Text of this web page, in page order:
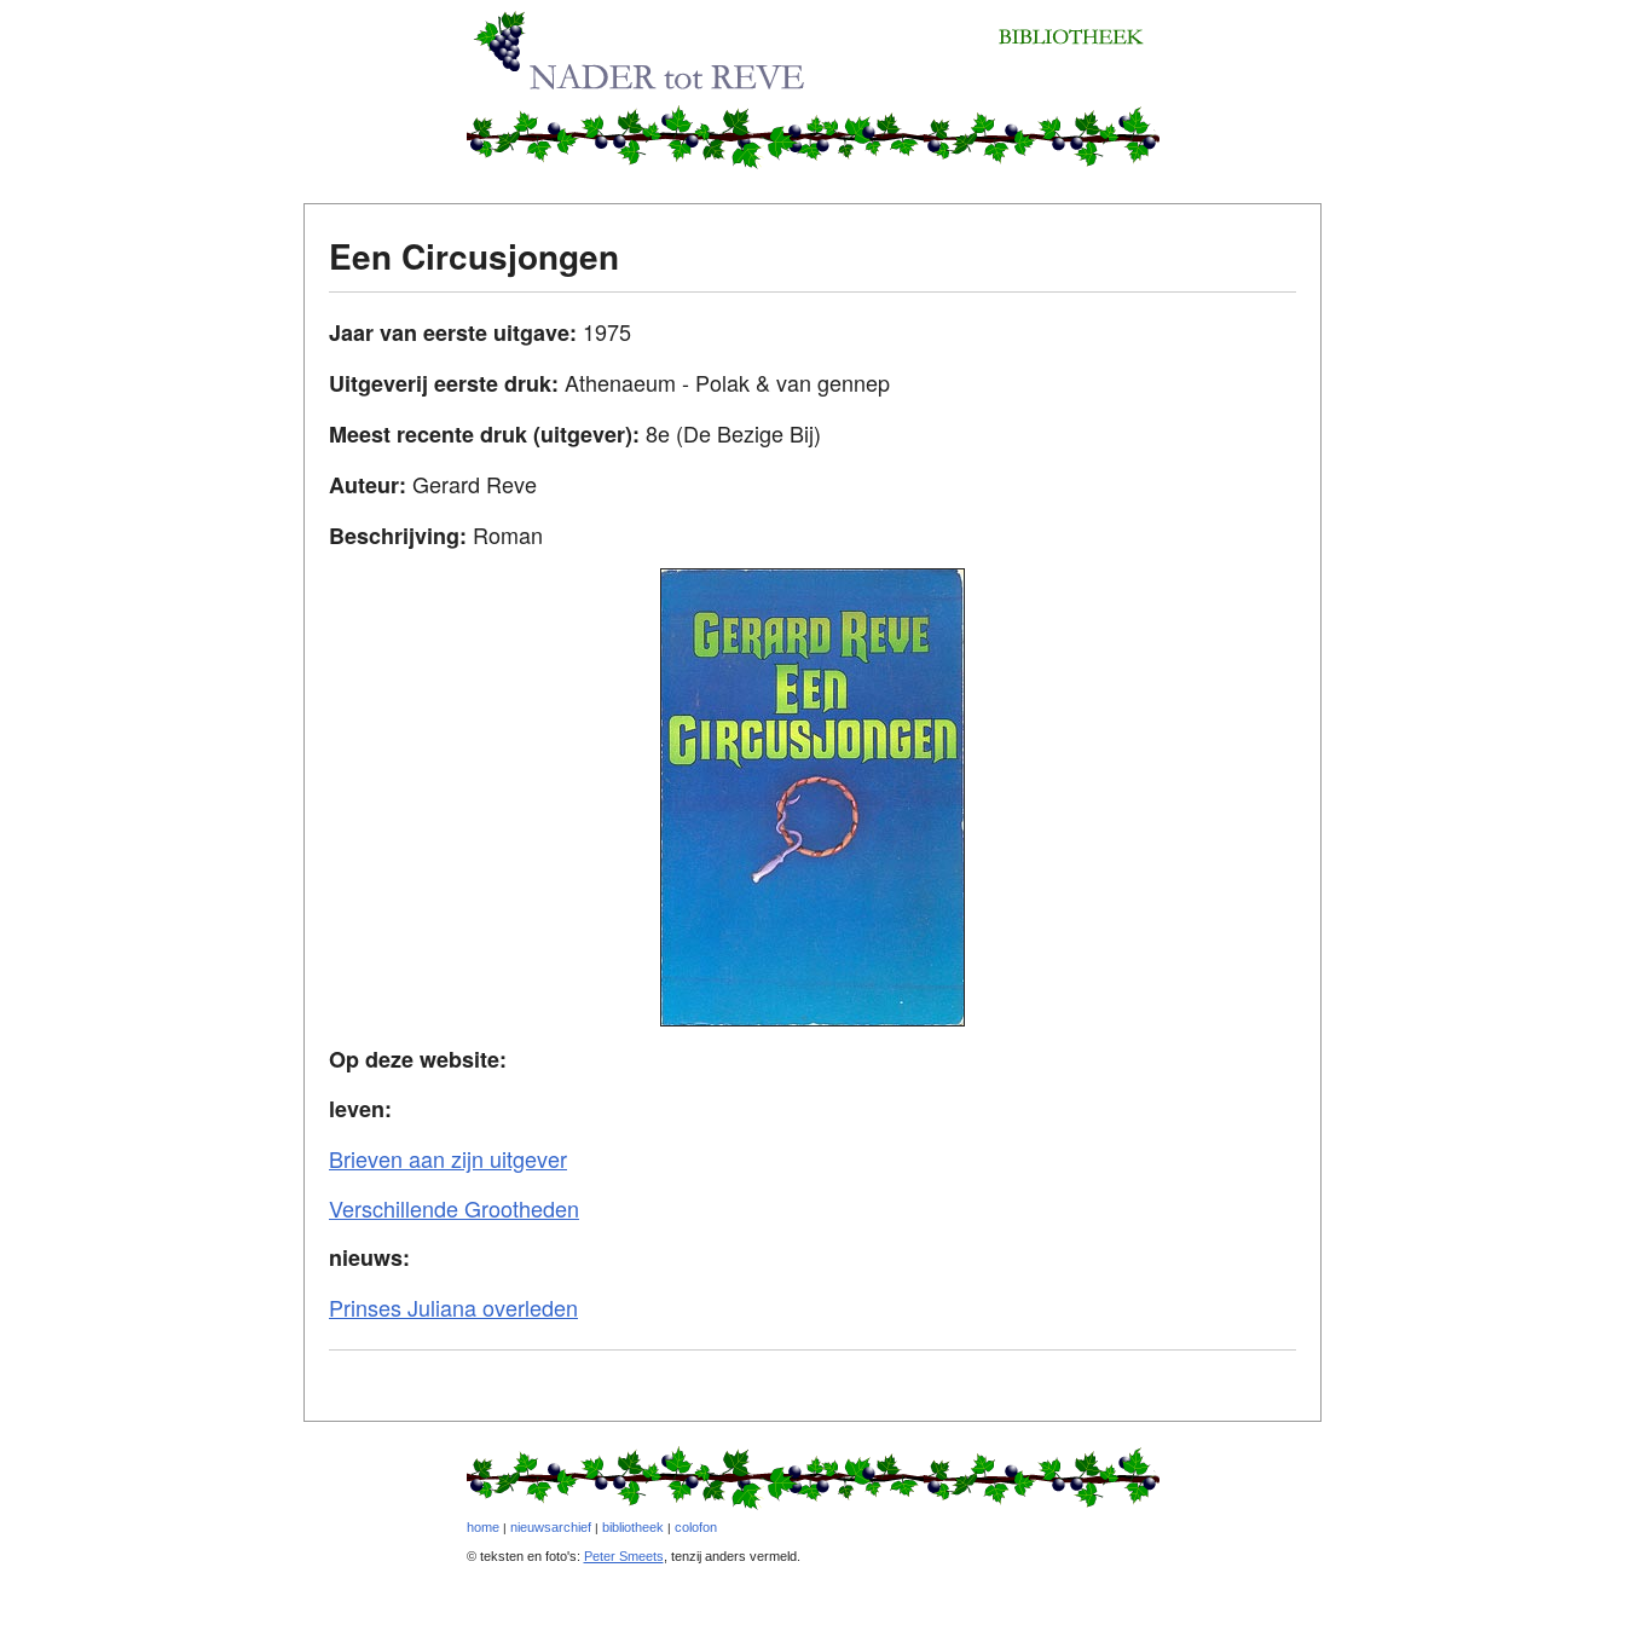
Een Circusjongen
Jaar van eerste uitgave: 1975
Uitgeverij eerste druk: Athenaeum - Polak & van gennep
Meest recente druk (uitgever): 8e (De Bezige Bij)
Auteur: Gerard Reve
Beschrijving: Roman
Op deze website:
leven:
Brieven aan zijn uitgever
Verschillende Grootheden
nieuws:
Prinses Juliana overleden
home| nieuwsarchief| bibliotheek | colofon
© teksten en foto's: Peter Smeets , tenzij anders vermeld.